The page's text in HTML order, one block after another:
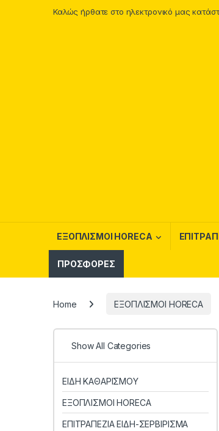
Καλώς ήρθατε στο ηλεκτρονικό μας
ΕΞΟΠΛΙΣΜΟΙ HORECA
ΠΡΟΣΦΟΡΕΣ
Home ΕΞΟΠΛΙΣΜΟΙ HORECA
Show All Categories
ΕΙΔΗ ΚΑΘΑΡΙΣΜΟΥ
ΕΞΟΠΛΙΣΜΟΙ HORECA
ΕΠΙΤΡΑΠΕΖΙΑ ΕΙΔΗ-ΣΕΡΒΙΡΙΣΜΑ